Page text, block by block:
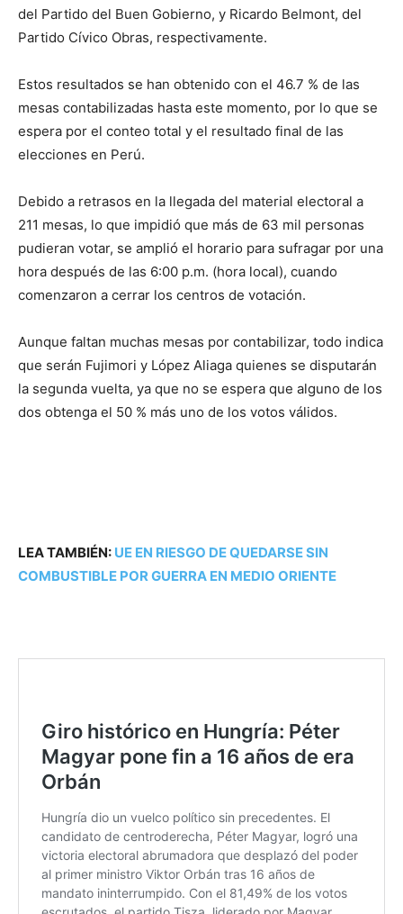
del Partido del Buen Gobierno, y Ricardo Belmont, del
Partido Cívico Obras, respectivamente.
Estos resultados se han obtenido con el 46.7 % de las
mesas contabilizadas hasta este momento, por lo que se
espera por el conteo total y el resultado final de las
elecciones en Perú.
Debido a retrasos en la llegada del material electoral a
211 mesas, lo que impidió que más de 63 mil personas
pudieran votar, se amplió el horario para sufragar por una
hora después de las 6:00 p.m. (hora local), cuando
comenzaron a cerrar los centros de votación.
Aunque faltan muchas mesas por contabilizar, todo indica
que serán Fujimori y López Aliaga quienes se disputarán
la segunda vuelta, ya que no se espera que alguno de los
dos obtenga el 50 % más uno de los votos válidos.
LEA TAMBIÉN: UE EN RIESGO DE QUEDARSE SIN
COMBUSTIBLE POR GUERRA EN MEDIO ORIENTE